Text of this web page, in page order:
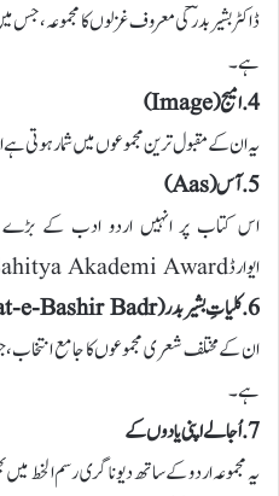
ڈاکٹر بشیر بدرؔ کی معروف غزلوں کا مجموعہ، جس
ہے۔
4. امیج (Image)
یہ ان کے مقبول ترین مجموعوں میں شمار ہوتی
5. آس (Aas)
اس کتاب پر انہیں اردو ادب کے بڑے
ایوارڈ Sahitya Akademi Award ملا۔ اس میں 69 منتخب غزلیں شامل ہیں۔
6. کلیاتِ بشیر بدر (Kulliyat-e-Bashir Badr)
ان کے مختلف شعری مجموعوں کا جامع انتخاب، جو
ہے۔
7. اُجالے اپنی یادوں کے
یہ مجموعہ اردو کے ساتھ دیوناگری رسم الخط